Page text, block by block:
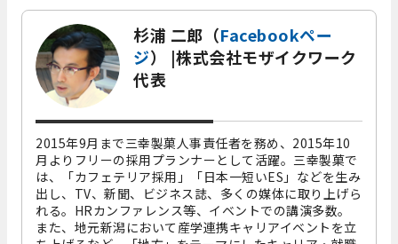
杉浦 二郎（Facebookペー
ジ） |株式会社モザイクワーク
代表
2015年9月まで三幸製菓人事責任者を務め、2015年10
月よりフリーの採用プランナーとして活躍。三幸製菓で
は、「カフェテリア採用」「日本一短いES」などを生み
出し、TV、新聞、ビジネス誌、多くの媒体に取り上げら
れる。HRカンファレンス等、イベントでの講演多数。
また、地元新潟において産学連携キャリアイベントを立